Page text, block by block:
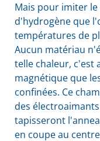
Mais pour imiter
d'hydrogène que
températures de
Aucun matériau
telle chaleur, c'est
magnétique que
confinées. Ce
des
tapisseront
en coupe au